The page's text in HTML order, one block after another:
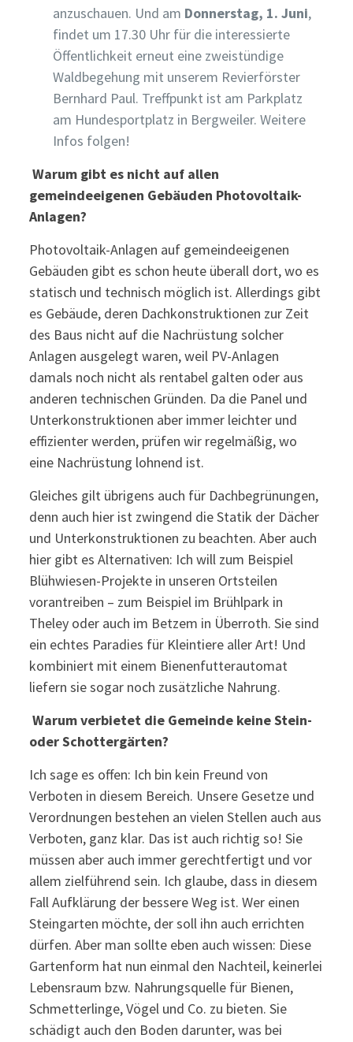
anzuschauen. Und am Donnerstag, 1. Juni,
findet um 17.30 Uhr für die interessierte
Öffentlichkeit erneut eine zweistündige
Waldbegehung mit unserem Revierförster
Bernhard Paul. Treffpunkt ist am Parkplatz
am Hundesportplatz in Bergweiler. Weitere
Infos folgen!
Warum gibt es nicht auf allen
gemeindeeigenen Gebäuden Photovoltaik-
Anlagen?
Photovoltaik-Anlagen auf gemeindeeigenen
Gebäuden gibt es schon heute überall dort, wo es
statisch und technisch möglich ist. Allerdings gibt
es Gebäude, deren Dachkonstruktionen zur Zeit
des Baus nicht auf die Nachrüstung solcher
Anlagen ausgelegt waren, weil PV-Anlagen
damals noch nicht als rentabel galten oder aus
anderen technischen Gründen. Da die Panel und
Unterkonstruktionen aber immer leichter und
effizienter werden, prüfen wir regelmäßig, wo
eine Nachrüstung lohnend ist.
Gleiches gilt übrigens auch für Dachbegrünungen,
denn auch hier ist zwingend die Statik der Dächer
und Unterkonstruktionen zu beachten. Aber auch
hier gibt es Alternativen: Ich will zum Beispiel
Blühwiesen-Projekte in unseren Ortsteilen
vorantreiben – zum Beispiel im Brühlpark in
Theley oder auch im Betzem in Überroth. Sie sind
ein echtes Paradies für Kleintiere aller Art! Und
kombiniert mit einem Bienenfutterautomat
liefern sie sogar noch zusätzliche Nahrung.
Warum verbietet die Gemeinde keine Stein-
oder Schottergärten?
Ich sage es offen: Ich bin kein Freund von
Verboten in diesem Bereich. Unsere Gesetze und
Verordnungen bestehen an vielen Stellen auch aus
Verboten, ganz klar. Das ist auch richtig so! Sie
müssen aber auch immer gerechtfertigt und vor
allem zielführend sein. Ich glaube, dass in diesem
Fall Aufklärung der bessere Weg ist. Wer einen
Steingarten möchte, der soll ihn auch errichten
dürfen. Aber man sollte eben auch wissen: Diese
Gartenform hat nun einmal den Nachteil, keinerlei
Lebensraum bzw. Nahrungsquelle für Bienen,
Schmetterlinge, Vögel und Co. zu bieten. Sie
schädigt auch den Boden darunter, was bei